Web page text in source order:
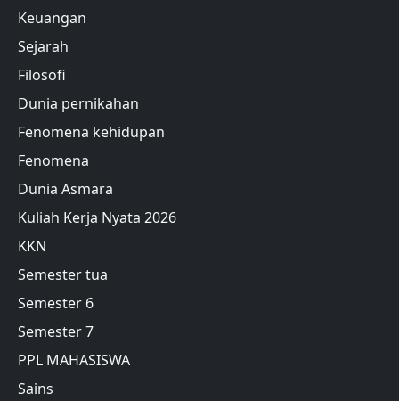
Keuangan
Sejarah
Filosofi
Dunia pernikahan
Fenomena kehidupan
Fenomena
Dunia Asmara
Kuliah Kerja Nyata 2026
KKN
Semester tua
Semester 6
Semester 7
PPL MAHASISWA
Sains